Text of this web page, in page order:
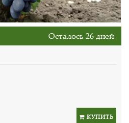
Осталось 26 дней
КУПИТЬ